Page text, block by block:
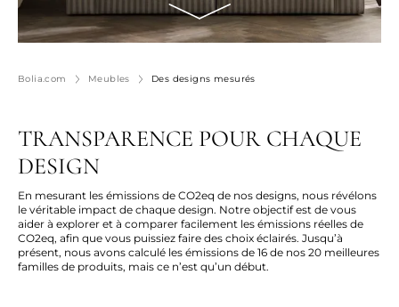
Bolia.com Meubles Des designs mesurés
TRANSPARENCE POUR CHAQUE
DESIGN
En mesurant les émissions de CO2eq de nos designs, nous révélons
le véritable impact de chaque design. Notre objectif est de vous
aider à explorer et à comparer facilement les émissions réelles de
CO2eq, afin que vous puissiez faire des choix éclairés. Jusqu’à
présent, nous avons calculé les émissions de 16 de nos 20 meilleures
familles de produits, mais ce n’est qu’un début.